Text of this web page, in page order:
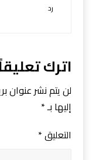
رد
اترك تعليقاً
لن يتم نشر عنوان
إليها بـ*
التعليق*